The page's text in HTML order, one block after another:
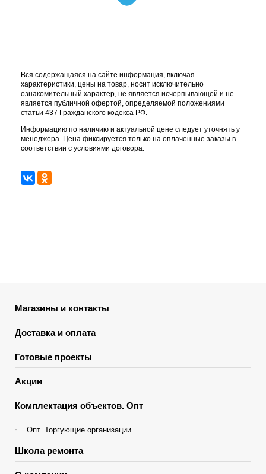
Вся содержащаяся на сайте информация, включая
характеристики, цены на товар, носит исключительно
ознакомительный характер, не является исчерпывающей и не
является публичной офертой, определяемой положениями
статьи 437 Гражданского кодекса РФ.
Информацию по наличию и актуальной цене следует уточнять у
менеджера. Цена фиксируется только на оплаченные заказы в
соответствии с условиями договора.
Магазины и контакты
Доставка и оплата
Готовые проекты
Акции
Комплектация объектов. Опт
Опт. Торгующие организации
Школа ремонта